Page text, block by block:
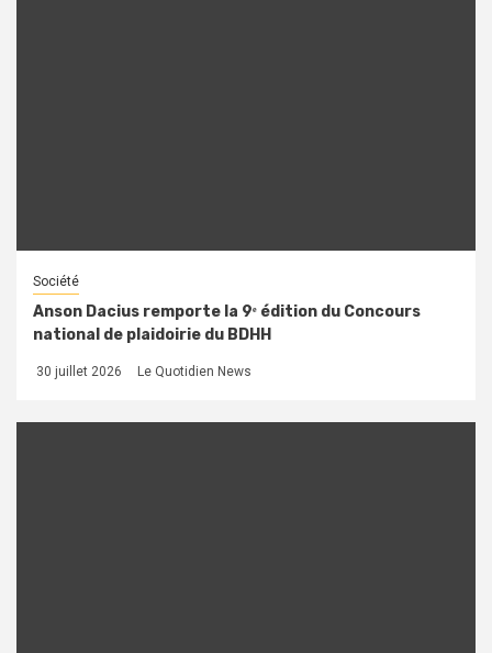
Société
Anson Dacius remporte la 9ᵉ édition du Concours
national de plaidoirie du BDHH
30 juillet 2026 Le Quotidien News